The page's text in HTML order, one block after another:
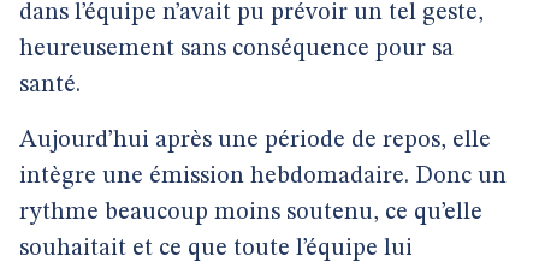
dans l’équipe n’avait pu prévoir un tel geste,
heureusement sans conséquence pour sa
santé.
Aujourd’hui après une période de repos, elle
intègre une émission hebdomadaire. Donc un
rythme beaucoup moins soutenu, ce qu’elle
souhaitait et ce que toute l’équipe lui